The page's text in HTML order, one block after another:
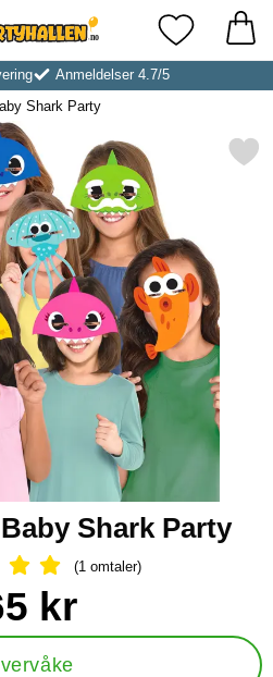
for Partyhallen ABMine
Anmeldelser 4.7/5
Shark Party
Merk pappmasker Baby
Shark Party
Vurdering: 5 Stjerne, Gå til alle
(1 omtaler)
Baby Shark Party
kr